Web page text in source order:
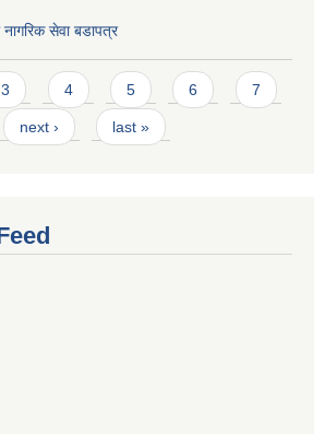
सेवा बडापत्र
3 4 5 6 7
next › last »